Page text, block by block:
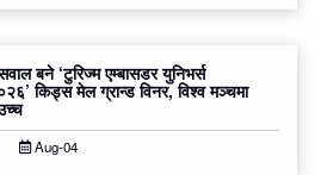
बने ‘टुरिज्म एम्बासडर युनिभर्स
किड्स मेल ग्रान्ड विनर, विश्व मञ्चमा
Aug-04